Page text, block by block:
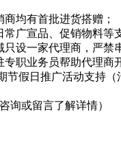
均有首批进货搭赠；
广宣品、促销物料等
设一家代理商，严禁
职业务员帮助代理商
节假日推广活动支持
询或留言了解详情）